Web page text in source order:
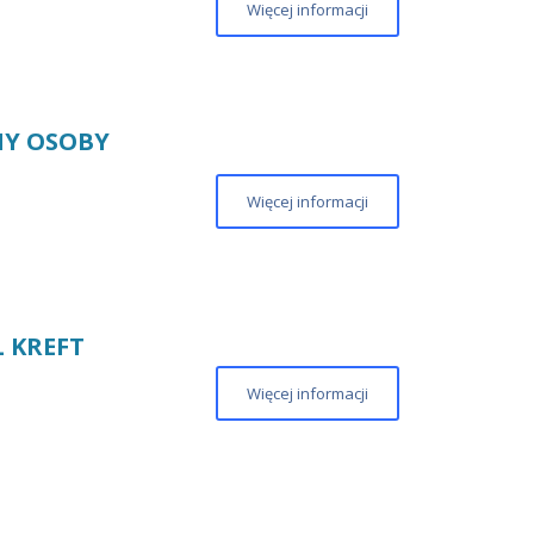
Więcej informacji
OSOBY
Więcej informacji
Więcej informacji